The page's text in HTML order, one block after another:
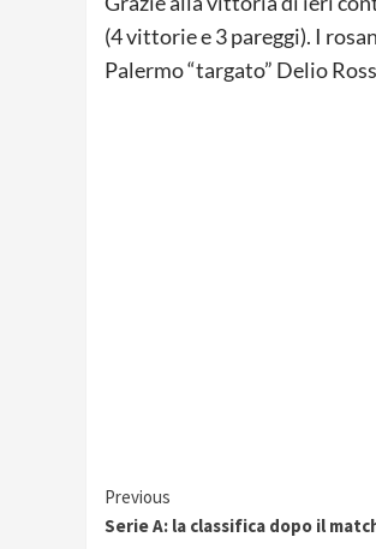
(4 vittorie e 3 pareggi). I
Palermo “targato” Delio
Continue
Previous
Serie A: la classifica dopo il